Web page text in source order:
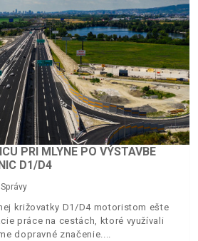
PRI MLYNE PO VÝSTAVBE
D1/D4
Správy
križovatky D1/D4 motoristom ešte
práce na cestách, ktoré využívali
dopravné značenie.